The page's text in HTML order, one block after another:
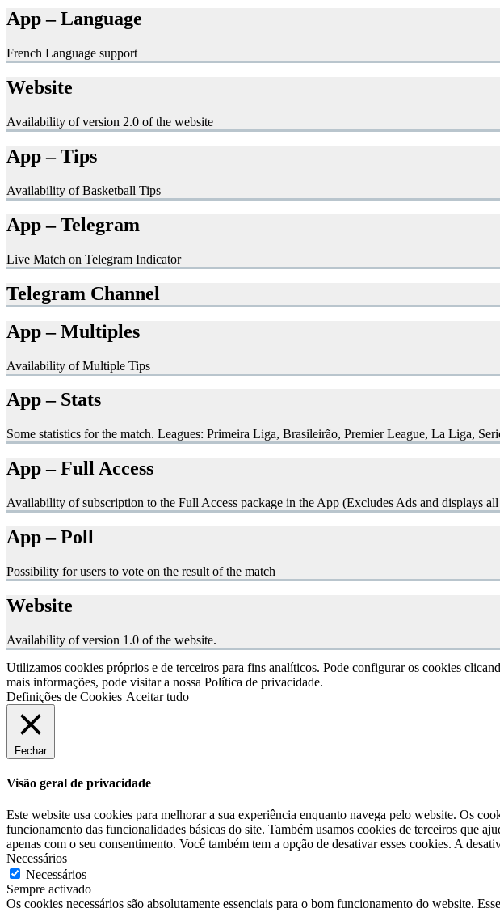
App – Language
French Language support
Website
Availability of version 2.0 of the website
App – Tips
Availability of Basketball Tips
App – Telegram
Live Match on Telegram Indicator
Telegram Channel
App – Multiples
Availability of Multiple Tips
App – Stats
Some statistics for the match. Leagues: Primeira Liga, Brasileirão, Premier League, La Liga,
App – Full Access
Availability of subscription to the Full Access package in the App (Excludes Ads and displays
App – Poll
Possibility for users to vote on the result of the match
Website
Availability of version 1.0 of the website.
Utilizamos cookies próprios e de terceiros para fins analíticos. Pode configurar os cookies
mais informações, pode visitar a nossa Política de privacidade.
Definições de Cookies Aceitar tudo
Fechar
Visão geral de privacidade
Este website usa cookies para melhorar a sua experiência enquanto navega pelo website. Os
funcionamento das funcionalidades básicas do site. Também usamos cookies de terceiros que
apenas com o seu consentimento. Você também tem a opção de desativar esses cookies. A
Necessários
Necessários
Sempre activado
Os cookies necessários são absolutamente essenciais para o bom funcionamento do website.